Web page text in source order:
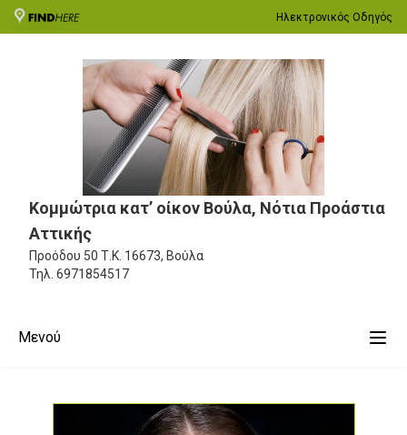
Ηλεκτρονικός Οδηγός
Κομμώτρια κατ’ οίκον Βούλα, Νότια Προάστια
Αττικής
Προόδου 50 Τ.Κ. 16673, Βούλα
Τηλ. 6971854517
Μενού